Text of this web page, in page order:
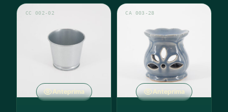
Anteprima
CC 002-02
Anteprima
CA 003-28